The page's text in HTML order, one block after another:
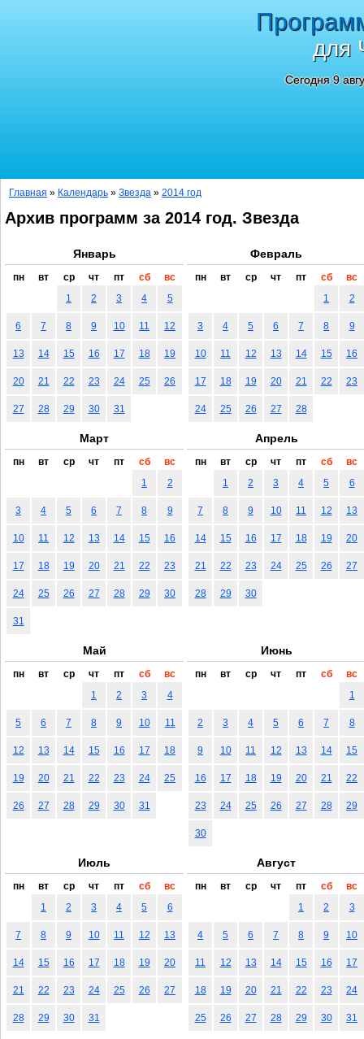
для
Сегодня 9
Главная » Календарь » Звезда » 2014 год
Архив программ за 2014 год. Звезда
Январь
пн вт ср чт пт сб
вс
1
2 3 4 5
6 7 8 9 10 11 12
13 14 15 16 17 18 19
20 21 22 23 24 25 26
27 28 29 30 31
Февраль
пн вт ср чт пт сб
вс
1
2
3 4 5 6 7 8 9
10 11 12 13 14 15 16
17 18 19 20 21 22 23
24 25 26 27 28
Март
пн вт ср чт пт сб
вс
1
2
3 4 5 6 7 8 9
10 11 12 13 14 15 16
17 18 19 20 21 22 23
24 25 26 27 28 29 30
31
Апрель
пн вт ср чт пт сб
вс
1
2 3 4 5 6
7 8 9 10 11 12 13
14 15 16 17 18 19 20
21 22 23 24 25 26 27
28 29 30
Май
пн вт ср чт пт сб
вс
1
2 3 4
5 6 7 8 9 10 11
12 13 14 15 16 17 18
19 20 21 22 23 24 25
26 27 28 29 30 31
Июнь
пн вт ср чт пт сб
вс
1
2 3 4 5 6 7 8
9 10 11 12 13 14 15
16 17 18 19 20 21 22
23 24 25 26 27 28 29
30
Июль
пн вт ср чт пт сб
вс
1
2 3 4 5 6
7 8 9 10 11 12 13
14 15 16 17 18 19 20
21 22 23 24 25 26 27
28 29 30 31
Август
пн вт ср чт пт сб
вс
1
2 3
4 5 6 7 8 9 10
11 12 13 14 15 16 17
18 19 20 21 22 23 24
25 26 27 28 29 30 31